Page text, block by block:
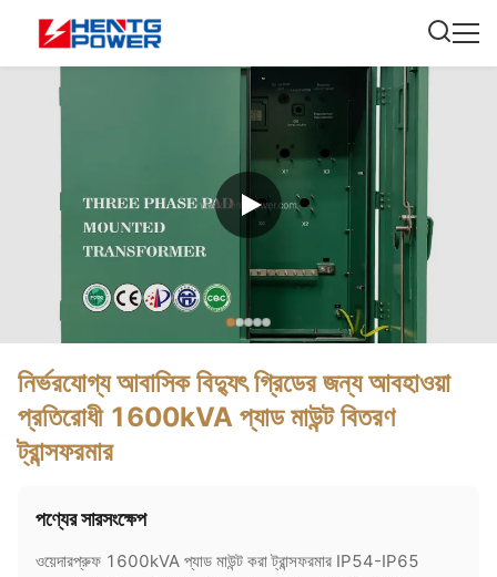
নির্ভরযোগ্য আবাসিক বিদ্যুৎ গ্রিডের জন্য আবহাওয়া
প্রতিরোধী 1600kVA প্যাড মাউন্ট বিতরণ
ট্রান্সফরমার
পণ্যের সারসংক্ষেপ
ওয়েদারপ্রুফ 1600kVA প্যাড মাউন্ট করা ট্রান্সফরমার IP54-IP65